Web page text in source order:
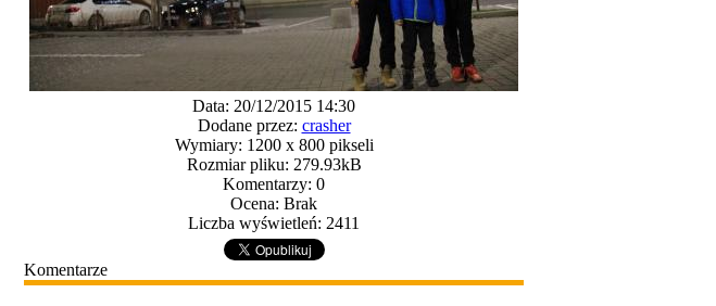
Data: 20/12/2015 14:30
Dodane przez: crasher
Wymiary: 1200 x 800 pikseli
Rozmiar pliku: 279.93kB
Komentarzy: 0
Ocena: Brak
Liczba wyświetleń: 2411
Komentarze